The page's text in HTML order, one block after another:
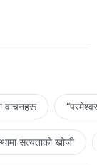
वाचनहरू
सत्यताको खोजी